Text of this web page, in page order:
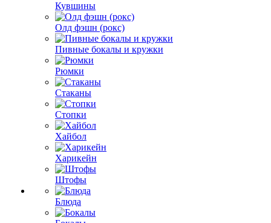
Кувшины
Олд фэшн (рокс)
Пивные бокалы и кружки
Рюмки
Стаканы
Стопки
Хайбол
Харикейн
Штофы
Блюда